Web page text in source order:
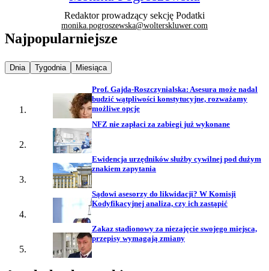
Redaktor prowadzący sekcję Podatki
monika.pogroszewska@wolterskluwer.com
Najpopularniejsze
Najpopularniejsze wiadomości z
Dnia Najpopularniejsze wiadomości z
Tygodnia Najpopularniejsze wiadomości z
Miesiąca
Prof. Gajda-Roszczynialska: Asesura może nadal
budzić wątpliwości konstytucyjne, rozważamy
możliwe opcje
NFZ nie zapłaci za zabiegi już wykonane
Ewidencja urzędników służby cywilnej pod dużym
znakiem zapytania
Sądowi asesorzy do likwidacji? W Komisji
Kodyfikacyjnej analiza, czy ich zastąpić
Zakaz stadionowy za niezajęcie swojego miejsca,
przepisy wymagają zmiany